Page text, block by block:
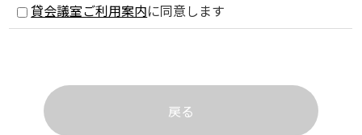
貸会議室ご利用案内に同意します
戻る